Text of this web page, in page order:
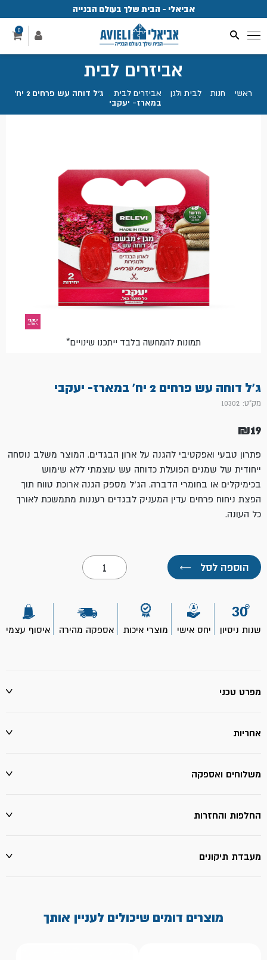
אביאלי - הבית שלך בעולם הבנייה
0
אביזרים לבית
ראשי חנות לבית ולגן אביזרים לבית
ג'ל דוחה עש פרחים 2 יח'
במארז- יעקבי
ג'ל דוחה עש פרחים 2 יח' במארז- יעקבי
מק"ט: 10302
₪19
פתרון טבעי ואפקטיבי להגנה על ארון הבגדים. המוצר משלב נוסחה
ייחודית של שמנים הפועלת כדוחה עש עוצמתי ללא שימוש
בכימיקלים או בחומרי הדברה. הג'ל מספק הגנה ארוכת טווח תוך
הפצת ניחוח פרחים עדין המעניק לבגדים רעננות מתמשכת לאורך
כל העונה.
הוספה לסל ←
כמות
של
ג'ל
עש
יח'
שנות ניסיון יחס אישי מוצרי איכות אספקה מהירה איסוף עצמי
מפרט טכני
אחריות
משלוחים ואספקה
החלפות והחזרות
מעבדת תיקונים
*תמונות להמחשה בלבד ייתכנו שינויים
מוצרים דומים שיכולים לעניין אותך